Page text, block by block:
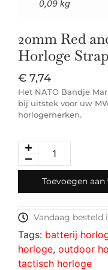
0,09 kg
20mm Red
Horloge Strap
€ 7,74
Het NATO Bandje
bij uitstek voor uw
horlogemerken.
Toevoegen
Vandaag besteld
Tags: batterij
horloge, outdoor
tactisch horloge